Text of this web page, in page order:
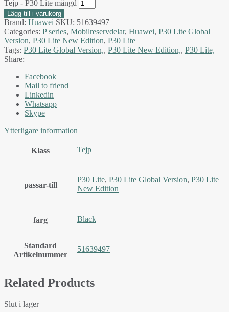
Tejp - P30 Lite mängd
Lägg till i varukorg
Brand: Huawei SKU: 51639497
Categories: P series, Mobilreservdelar, Huawei, P30 Lite Global
Version, P30 Lite New Edition, P30 Lite
Tags: P30 Lite Global Version,, P30 Lite New Edition,, P30 Lite,
Share:
Facebook
Mail to friend
Linkedin
Whatsapp
Skype
Ytterligare information
Klass Tejp
passar-till
P30 Lite, P30 Lite Global Version, P30 Lite
New Edition
farg Black
Standard
Artikelnummer
51639497
Related Products
Slut i lager